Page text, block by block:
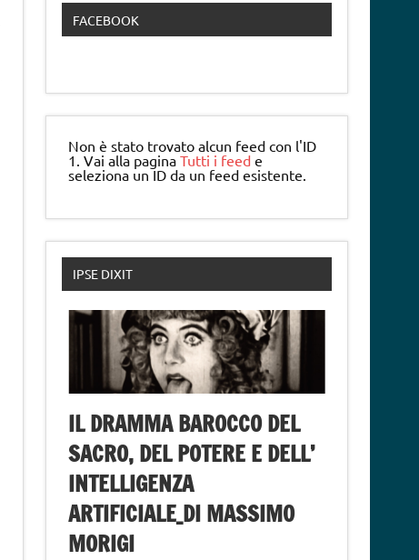
FACEBOOK
Non è stato trovato alcun feed con l'ID
1. Vai alla paginaTutti i feed e
seleziona un ID da un feed esistente.
IPSE DIXIT
IL DRAMMA BAROCCO DEL
SACRO, DEL POTERE E DELL’
INTELLIGENZA
ARTIFICIALE_DI MASSIMO
MORIGI